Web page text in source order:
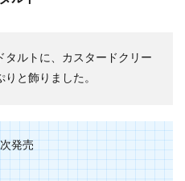
タルトに、カスタードクリー
と飾りました。
発売